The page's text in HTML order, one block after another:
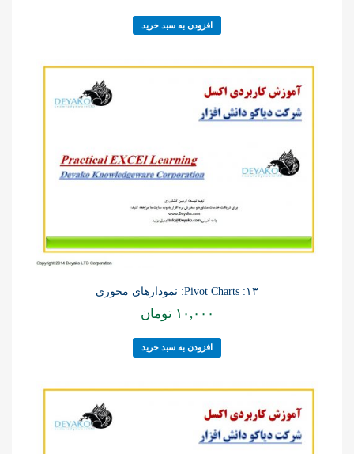
افزودن به سبد خرید
۱۳: Pivot Charts: نمودارهای محوری
۱۰,۰۰۰ تومان
افزودن به سبد خرید